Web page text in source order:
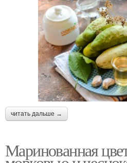
читать дальше →
Маринованная